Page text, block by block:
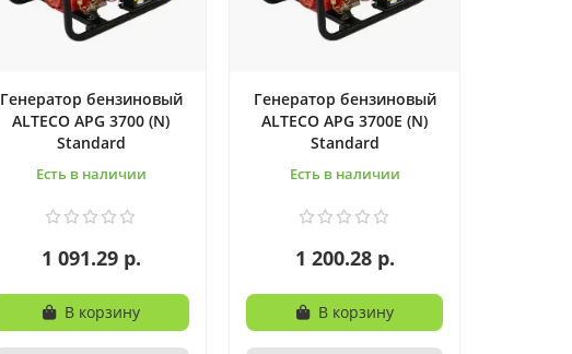
Генератор бензиновый
ALTECO APG 3700 (N)
Standard
Есть в наличии
1 091.29 р.
В корзину
Генератор бензиновый
ALTECO APG 3700E (N)
Standard
Есть в наличии
1 200.28 р.
В корзину